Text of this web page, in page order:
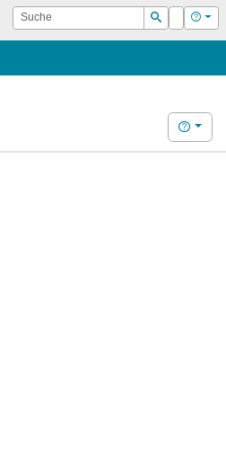
Suche
Suchen
Login Hilfe
Hilfe